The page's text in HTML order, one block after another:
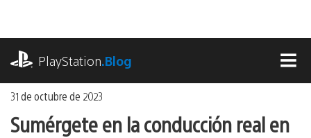
contenido
PlayStation.Blog
31 de octubre de 2023
Sumérgete en la conducción real en